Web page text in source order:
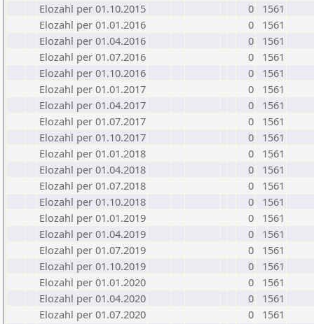
Elozahl per 01.10.2015
0
1561
Elozahl per 01.01.2016
0
1561
Elozahl per 01.04.2016
0
1561
Elozahl per 01.07.2016
0
1561
Elozahl per 01.10.2016
0
1561
Elozahl per 01.01.2017
0
1561
Elozahl per 01.04.2017
0
1561
Elozahl per 01.07.2017
0
1561
Elozahl per 01.10.2017
0
1561
Elozahl per 01.01.2018
0
1561
Elozahl per 01.04.2018
0
1561
Elozahl per 01.07.2018
0
1561
Elozahl per 01.10.2018
0
1561
Elozahl per 01.01.2019
0
1561
Elozahl per 01.04.2019
0
1561
Elozahl per 01.07.2019
0
1561
Elozahl per 01.10.2019
0
1561
Elozahl per 01.01.2020
0
1561
Elozahl per 01.04.2020
0
1561
Elozahl per 01.07.2020
0
1561